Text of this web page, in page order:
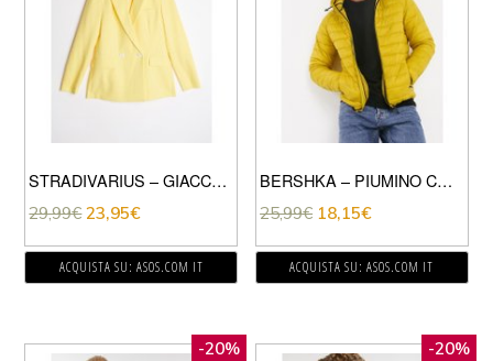
STRADIVARIUS – GIACCA ELEGANTE GIALLO
29,99€ 23,95€
ACQUISTA SU: ASOS.COM IT
BERSHKA – PIUMINO CON CAPPUCCIO SENAPE-GIALLO
25,99€ 18,15€
ACQUISTA SU: ASOS.COM IT
-20% -20%